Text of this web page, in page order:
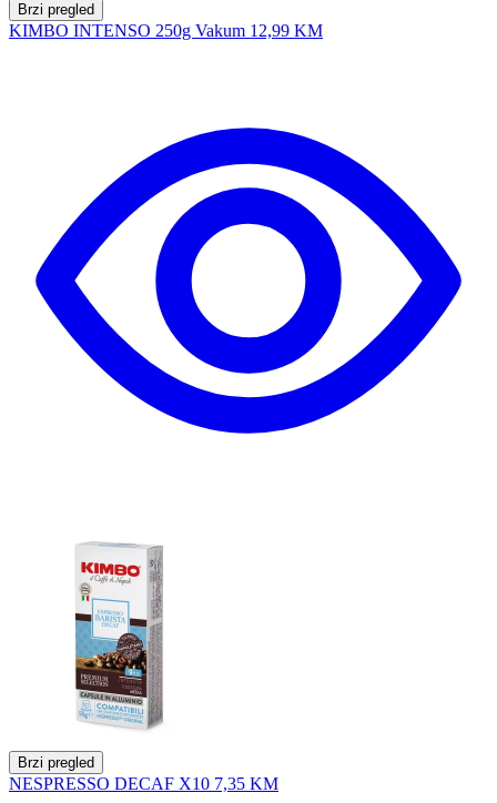
Brzi pregled
KIMBO INTENSO 250g Vakum 12,99 KM
Brzi pregled
NESPRESSO DECAF X10 7,35 KM